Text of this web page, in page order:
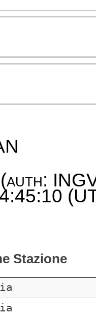
Stazione